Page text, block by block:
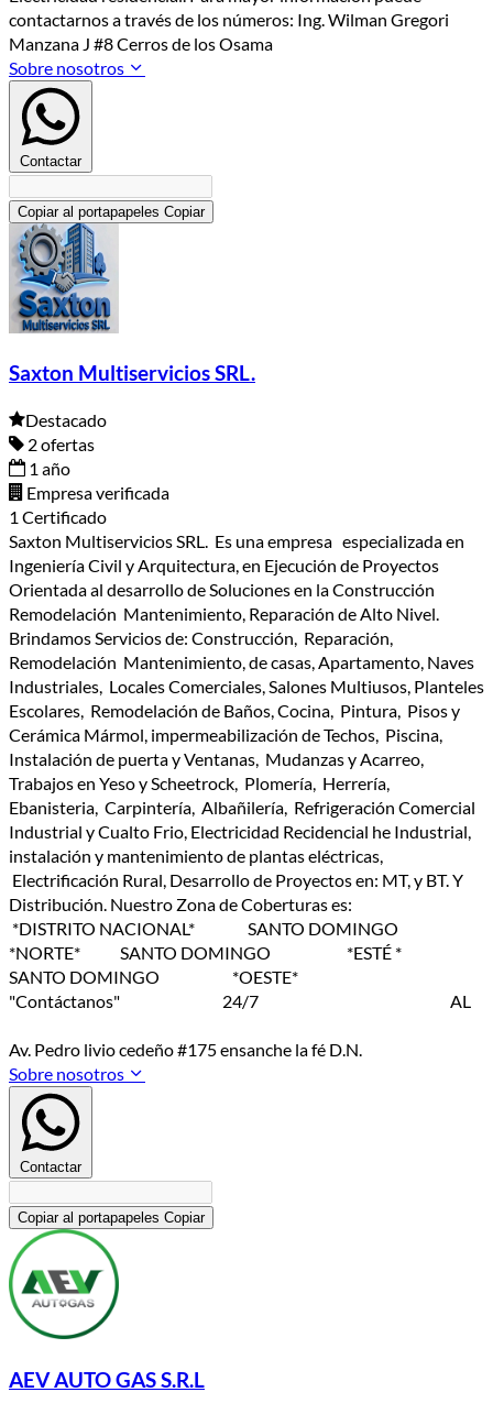
contactarnos a través de los números: Ing. Wilman Gregori
Manzana J #8 Cerros de los Osama
Sobre nosotros
Contactar
Copiar al portapapeles Copiar
Saxton Multiservicios SRL.
Destacado
2 ofertas
1 año
Empresa verificada
1 Certificado
Saxton Multiservicios SRL. Es una empresa especializada en
Ingeniería Civil y Arquitectura, en Ejecución de Proyectos
Orientada al desarrollo de Soluciones en la Construcción
Remodelación Mantenimiento, Reparación de Alto Nivel.
Brindamos Servicios de: Construcción, Reparación,
Remodelación Mantenimiento, de casas, Apartamento, Naves
Industriales, Locales Comerciales, Salones Multiusos, Planteles
Escolares, Remodelación de Baños, Cocina, Pintura, Pisos y
Cerámica Mármol, impermeabilización de Techos, Piscina,
Instalación de puerta y Ventanas, Mudanzas y Acarreo,
Trabajos en Yeso y Scheetrock, Plomería, Herrería,
Ebanisteria, Carpintería, Albañilería, Refrigeración Comercial
Industrial y Cualto Frio, Electricidad Recidencial he Industrial,
instalación y mantenimiento de plantas eléctricas,
Electrificación Rural, Desarrollo de Proyectos en: MT, y BT. Y
Distribución. Nuestro Zona de Coberturas es:
*DISTRITO NACIONAL* SANTO DOMINGO
*NORTE* SANTO DOMINGO *ESTÉ *
SANTO DOMINGO *OESTE*
"Contáctanos" 24/7 AL
Av. Pedro livio cedeño #175 ensanche la fé D.N.
Sobre nosotros
Contactar
Copiar al portapapeles Copiar
AEV AUTO GAS S.R.L